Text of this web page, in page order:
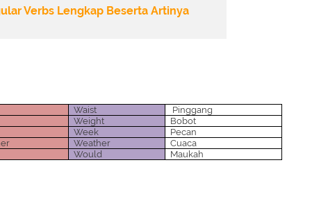
Verbs Lengkap Beserta Artinya
Waist
Pinggang
Weight
Bobot
Week
Pecan
Weather
Cuaca
Would Maukah